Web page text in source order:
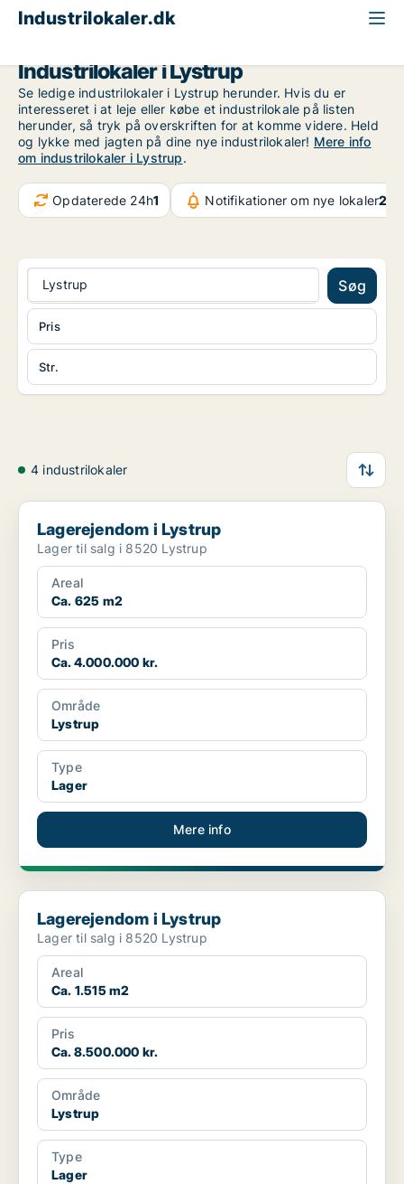
Industrilokaler.dk
Industrilokaler i Lystrup
Se ledige industrilokaler i Lystrup herunder. Hvis du er
interesseret i at leje eller købe et industrilokale på listen
herunder, så tryk på overskriften for at komme videre. Held
og lykke med jagten på dine nye industrilokaler! Mere info
om industrilokaler i Lystrup.
Opdaterede 24h1 Notifikationer om nye lokaler
Lystrup Søg
Str.
Pris
4 industrilokaler
Lagerejendom i Lystrup
Lagerejendom i Lystrup
Lager til salg i 8520 Lystrup
Areal
Ca. 625 m2
Pris
Ca. 4.000.000 kr.
Område
Lystrup
Type
Lager
Mere info
Lagerejendom i Lystrup
Lagerejendom i Lystrup
Lager til salg i 8520 Lystrup
Areal
Ca. 1.515 m2
Pris
Ca. 8.500.000 kr.
Område
Lystrup
Type
Lager